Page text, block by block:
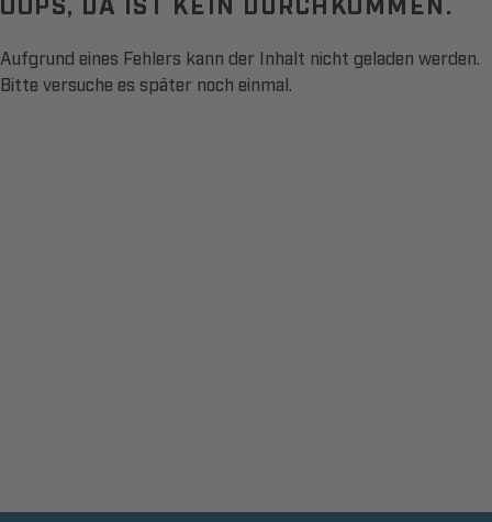
Aufgrund eines Fehlers kann der Inhalt nicht geladen werden.
Bitte versuche es später noch einmal.